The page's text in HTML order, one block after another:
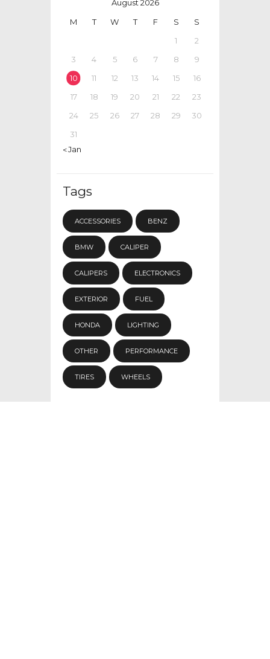
August 2026
M T W T F S
S
1
2
3
4 5 6 7 8
9
10
11 12 13 14 15
16
17
18 19 20 21 22
23
24
25 26 27 28 29
30
31
« Jan
Tags
ACCESSORIES BENZ
BMW CALIPER
CALIPERS ELECTRONICS
EXTERIOR FUEL
HONDA LIGHTING
OTHER PERFORMANCE
TIRES WHEELS